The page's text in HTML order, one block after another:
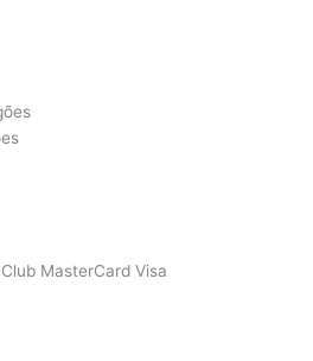
MasterCard Visa